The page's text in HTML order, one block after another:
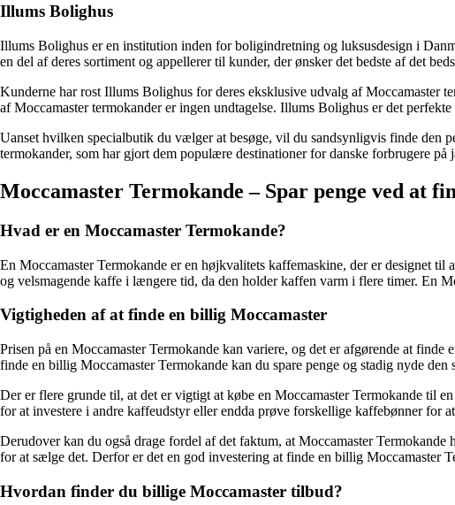
Illums Bolighus
Illums Bolighus er en institution inden for boligindretning og luksusdesign i
en del af deres sortiment og appellerer til kunder, der ønsker det bedste af det
Kunderne har rost Illums Bolighus for deres eksklusive udvalg af Moccamaster
af Moccamaster termokander er ingen undtagelse. Illums Bolighus er det
Uanset hvilken specialbutik du vælger at besøge, vil du sandsynligvis finde den
termokander, som har gjort dem populære destinationer for danske forbrugere på
Moccamaster Termokande – Spar penge ved at
Hvad er en Moccamaster Termokande?
En Moccamaster Termokande er en højkvalitets kaffemaskine, der er designet
og velsmagende kaffe i længere tid, da den holder kaffen varm i flere timer. En
Vigtigheden af at finde en billig Moccamaster
Prisen på en Moccamaster Termokande kan variere, og det er afgørende at
finde en billig Moccamaster Termokande kan du spare penge og stadig nyde den
Der er flere grunde til, at det er vigtigt at købe en Moccamaster Termokande til
for at investere i andre kaffeudstyr eller endda prøve forskellige kaffebønner for
Derudover kan du også drage fordel af det faktum, at Moccamaster
for at sælge det. Derfor er det en god investering at finde en billig Moccamaster
Hvordan finder du billige Moccamaster tilbud?